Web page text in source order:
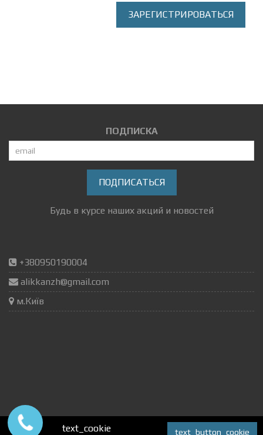
ЗАРЕГИСТРИРОВАТЬСЯ
ПОДПИСКА
ПОДПИСАТЬСЯ
Будь в курсе наших акций и новостей
+380950190004
alikkanzh@gmail.com
м.Київ
Autox.pro
text_cookie text_button_cookie